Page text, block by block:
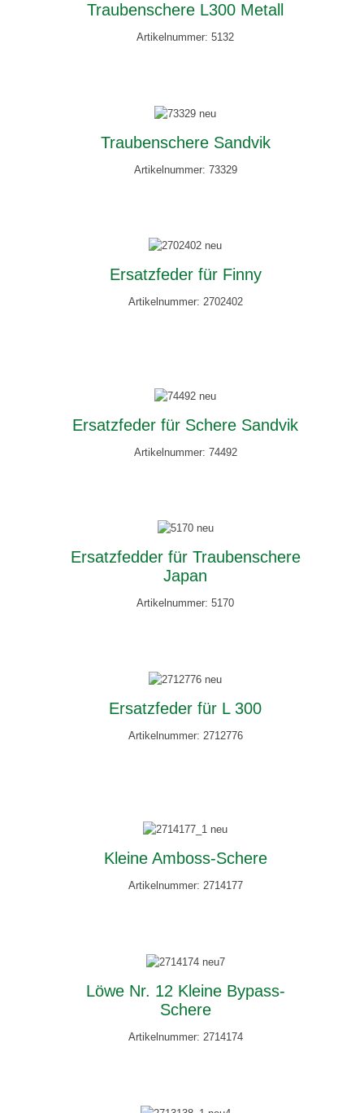
Traubenschere L300 Metall
Artikelnummer: 5132
Traubenschere Sandvik
Artikelnummer: 73329
Ersatzfeder für Finny
Artikelnummer: 2702402
Ersatzfeder für Schere Sandvik
Artikelnummer: 74492
Ersatzfedder für Traubenschere
Japan
Artikelnummer: 5170
Ersatzfeder für L 300
Artikelnummer: 2712776
Kleine Amboss-Schere
Artikelnummer: 2714177
Löwe Nr. 12 Kleine Bypass-
Schere
Artikelnummer: 2714174